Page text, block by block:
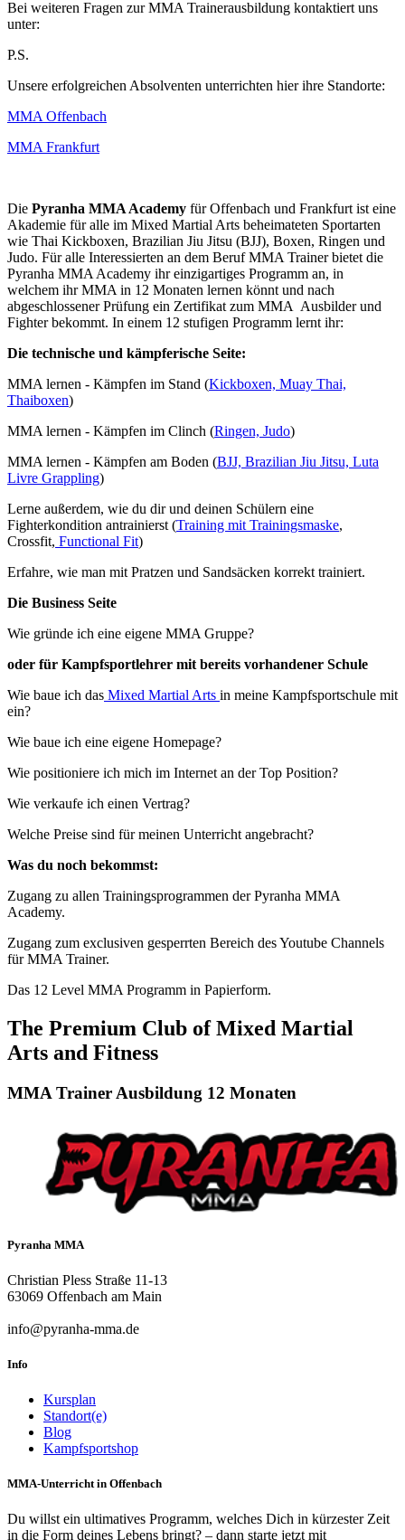
Bei weiteren Fragen zur MMA Trainerausbildung kontaktiert uns
unter:
P.S.
Unsere erfolgreichen Absolventen unterrichten hier ihre Standorte:
MMA Offenbach
MMA Frankfurt
Die Pyranha MMA Academy für Offenbach und Frankfurt ist eine
Akademie für alle im Mixed Martial Arts beheimateten Sportarten
wie Thai Kickboxen, Brazilian Jiu Jitsu (BJJ), Boxen, Ringen und
Judo. Für alle Interessierten an dem Beruf MMA Trainer bietet die
Pyranha MMA Academy ihr einzigartiges Programm an, in
welchem ihr MMA in 12 Monaten lernen könnt und nach
abgeschlossener Prüfung ein Zertifikat zum MMA Ausbilder und
Fighter bekommt. In einem 12 stufigen Programm lernt ihr:
Die technische und kämpferische Seite:
MMA lernen - Kämpfen im Stand (Kickboxen, Muay Thai,
Thaiboxen)
MMA lernen - Kämpfen im Clinch (Ringen, Judo)
MMA lernen - Kämpfen am Boden (BJJ, Brazilian Jiu Jitsu, Luta
Livre Grappling)
Lerne außerdem, wie du dir und deinen Schülern eine
Fighterkondition antrainierst (Training mit Trainingsmaske,
Crossfit, Functional Fit)
Erfahre, wie man mit Pratzen und Sandsäcken korrekt trainiert.
Die Business Seite
Wie gründe ich eine eigene MMA Gruppe?
oder für Kampfsportlehrer mit bereits vorhandener Schule
Wie baue ich das Mixed Martial Arts in meine Kampfsportschule mit
ein?
Wie baue ich eine eigene Homepage?
Wie positioniere ich mich im Internet an der Top Position?
Wie verkaufe ich einen Vertrag?
Welche Preise sind für meinen Unterricht angebracht?
Was du noch bekommst:
Zugang zu allen Trainingsprogrammen der Pyranha MMA
Academy.
Zugang zum exclusiven gesperrten Bereich des Youtube Channels
für MMA Trainer.
Das 12 Level MMA Programm in Papierform.
The Premium Club of Mixed Martial
Arts and Fitness
MMA Trainer Ausbildung 12 Monaten
Pyranha MMA
Christian Pless Straße 11-13
63069 Offenbach am Main
info@pyranha-mma.de
Info
Kursplan
Standort(e)
Blog
Kampfsportshop
MMA-Unterricht in Offenbach
Du willst ein ultimatives Programm, welches Dich in kürzester Zeit
in die Form deines Lebens bringt? – dann starte jetzt mit